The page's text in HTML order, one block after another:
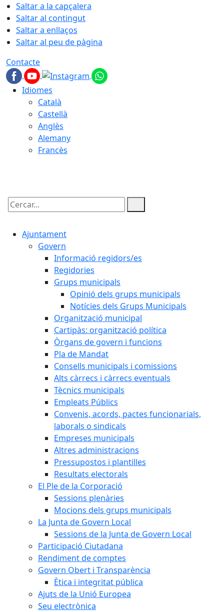
Saltar a la capçalera
Saltar al contingut
Saltar a enllaços
Saltar al peu de pàgina
Contacte
Idiomes
Català
Castellà
Anglès
Alemany
Francès
Cercar:
Ajuntament
Govern
Informació regidors/es
Regidories
Grups municipals
Opinió dels grups municipals
Notícies dels Grups Municipals
Organització municipal
Cartipàs: organització política
Òrgans de govern i funcions
Pla de Mandat
Consells municipals i comissions
Alts càrrecs i càrrecs eventuals
Tècnics municipals
Empleats Públics
Convenis, acords, pactes funcionarials,
laborals o sindicals
Empreses municipals
Altres administracions
Pressupostos i plantilles
Resultats electorals
El Ple de la Corporació
Sessions plenàries
Mocions dels grups municipals
La Junta de Govern Local
Sessions de la Junta de Govern Local
Participació Ciutadana
Rendiment de comptes
Govern Obert i Transparència
Ètica i integritat pública
Ajuts de la Unió Europea
Seu electrònica